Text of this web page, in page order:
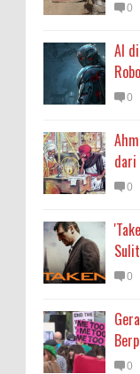
0
AI
0
dari
0
0
0